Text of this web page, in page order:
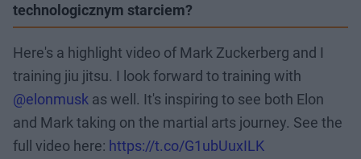
technologicznym starciem?
Here's a highlight video of Mark Zuckerberg and I
training jiu jitsu. I look forward to training with
@elonmusk as well. It's inspiring to see both Elon
and Mark taking on the martial arts journey. See the
full video here: https://t.co/G1ubUuxILK